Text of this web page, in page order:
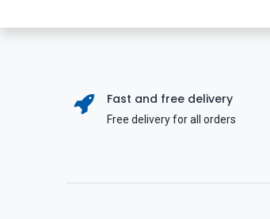
Fast and free delivery
Free delivery for all orders